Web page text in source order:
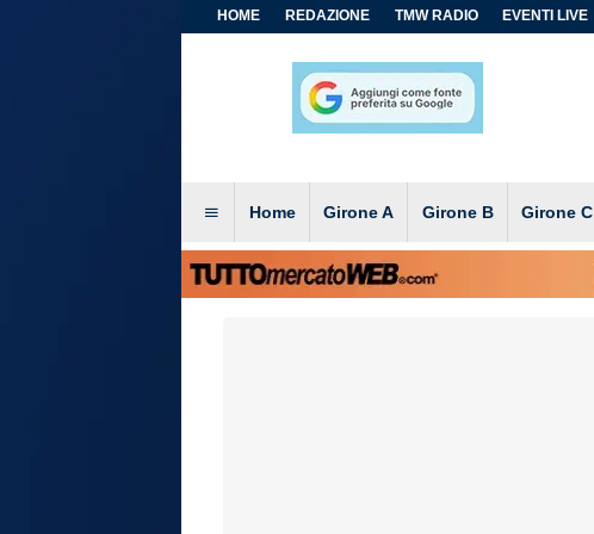
HOME REDAZIONE TMW RADIO EVENTI LIVE
Home Girone A Girone B Girone C